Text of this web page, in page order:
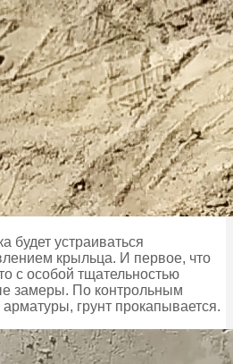
будет устраиваться
крыльца. И первое, что
с особой тщательностью
замеры. По контрольным
грунт прокапывается.